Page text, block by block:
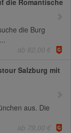
die Romantische
die Burg
ab 82,00 €
Salzburg mit
aus. Die
ab 79,00 €